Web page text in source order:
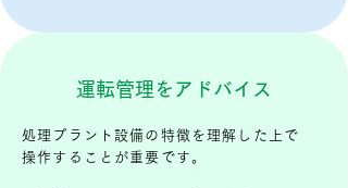
運転管理をアドバイス
処理プラント設備の特徴を理解した上で
操作することが重要です。